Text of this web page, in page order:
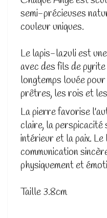
semi-précieuses
couleur uniques.
Le lapis-lazuli est
avec des fils de
longtemps louée
prêtres, les rois et
La pierre favorise
claire, la perspicacité
intérieur et la paix.
communication
physiquement et
Taille 3.8cm